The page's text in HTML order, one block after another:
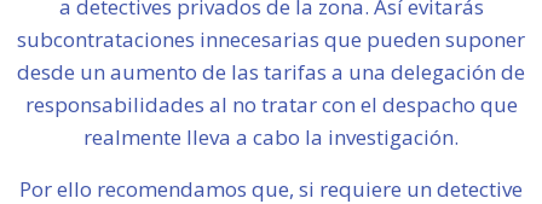
a detectives privados de la zona. Así evitarás
subcontrataciones innecesarias que pueden suponer
desde un aumento de las tarifas a una delegación de
responsabilidades al no tratar con el despacho que
realmente lleva a cabo la investigación.
Por ello recomendamos que, si requiere un detective